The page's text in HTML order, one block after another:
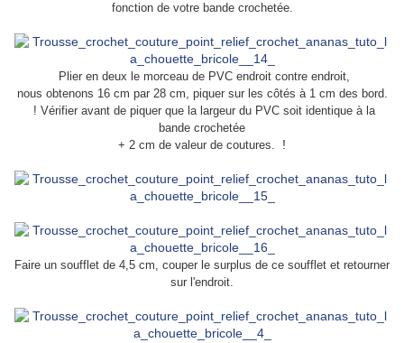
fonction de votre bande crochetée.
Plier en deux le morceau de PVC endroit contre endroit,
nous obtenons 16 cm par 28 cm, piquer sur les côtés à 1 cm des bord.
! Vérifier avant de piquer que la largeur du PVC soit identique à la
bande crochetée
+ 2 cm de valeur de coutures.
!
Faire un soufflet de 4,5 cm, couper le surplus de ce soufflet et retourner
sur l'endroit.